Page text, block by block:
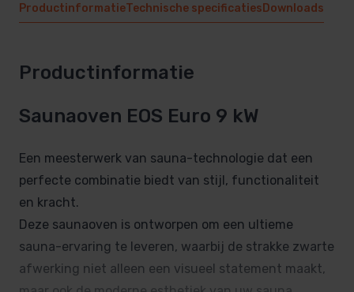
ProductinformatieTechnische specificaties Downloads
Productinformatie
Saunaoven EOS Euro 9 kW
Een meesterwerk van sauna-technologie dat een
perfecte combinatie biedt van stijl, functionaliteit
en kracht.
Deze saunaoven is ontworpen om een ultieme
sauna-ervaring te leveren, waarbij de strakke zwarte
afwerking niet alleen een visueel statement maakt,